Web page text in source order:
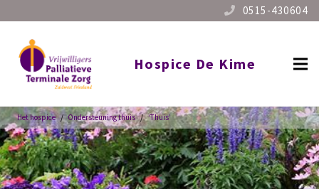
0515-430604
Hospice De Kime
Het hospice / Ondersteuning thuis / ‘Thuis’